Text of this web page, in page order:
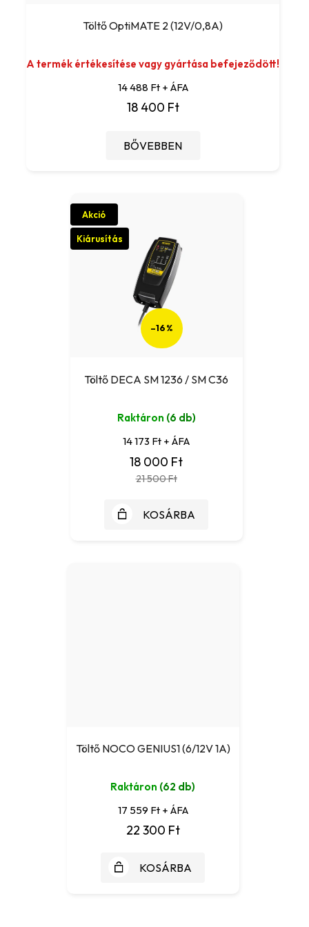
Töltő OptiMATE 2 (12V/0,8A)
A termék értékesítése vagy gyártása befejeződött!
14 488 Ft + ÁFA
18 400 Ft
BŐVEBBEN
Akció
Kiárusítás
Töltő DECA SM 1236 / SM C36
Raktáron (6 db)
14 173 Ft + ÁFA
18 000 Ft
21 500 Ft
–16 %
KOSÁRBA
Töltő NOCO GENIUS1 (6/12V 1A)
Raktáron (62 db)
17 559 Ft + ÁFA
22 300 Ft
KOSÁRBA